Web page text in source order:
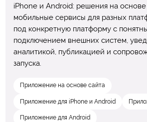
iPhone и Android: решения на основе
мобильные сервисы для разных
под конкретную платформу с
подключением внешних систем,
аналитикой, публикацией и
запуска.
Приложение на основе сайта
Приложение для iPhone и Android
Приложение для Android